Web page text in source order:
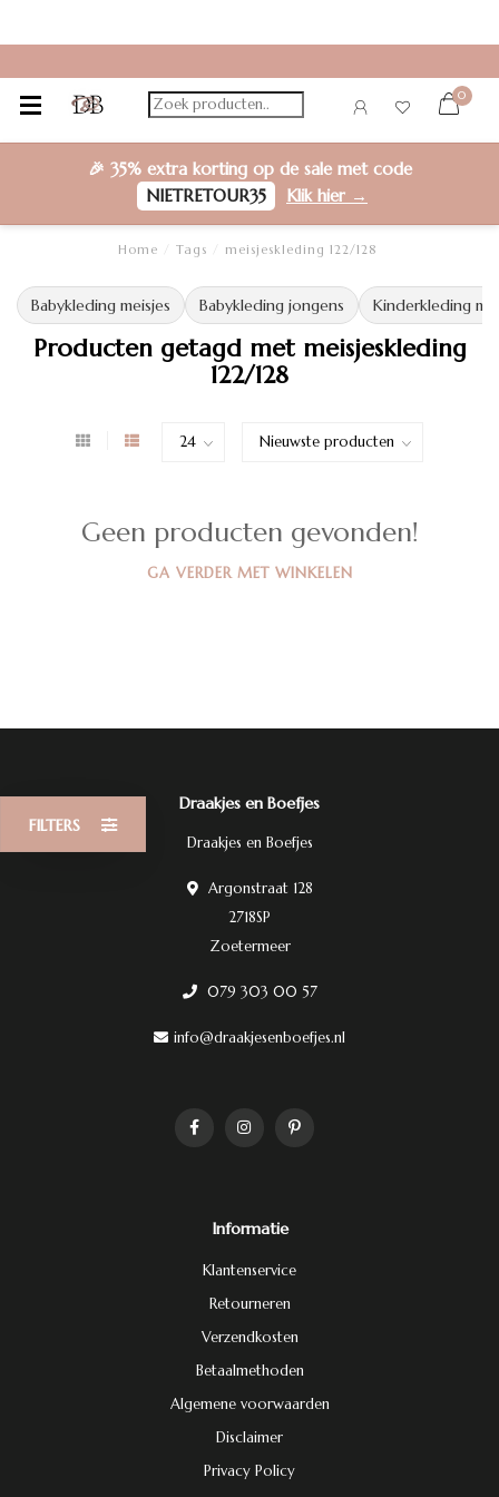
0
🎉 35% extra kortingop de sale met code
NIETRETOUR35
Klik hier →
Home Tags meisjeskleding 122/128
Babykleding meisjes Babykleding jongens Kinderkleding
Producten getagd met meisjeskleding
122/128
FILTERS
Geen producten gevonden!
GA VERDER MET WINKELEN
Draakjes en Boefjes
Draakjes en Boefjes
Argonstraat 128
2718SP
Zoetermeer
079 303 00 57
info@draakjesenboefjes.nl
Informatie
Klantenservice
Retourneren
Verzendkosten
Betaalmethoden
Algemene voorwaarden
Disclaimer
Privacy Policy